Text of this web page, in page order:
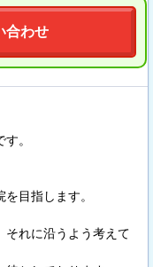
合わせ
。
目指します。
それに沿うよう考えて